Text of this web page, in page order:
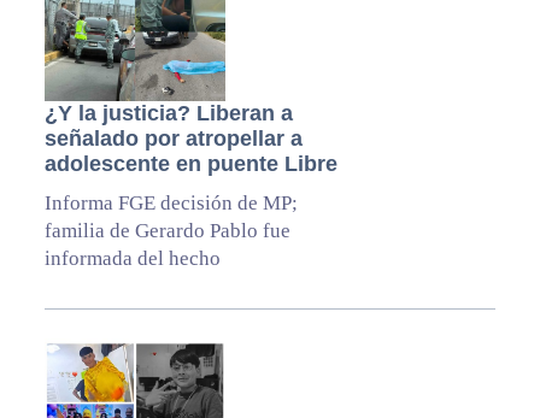
¿Y la justicia? Liberan a
señalado por atropellar a
adolescente en puente Libre
Informa FGE decisión de MP;
familia de Gerardo Pablo fue
informada del hecho